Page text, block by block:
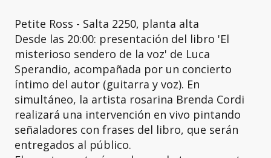
Petite Ross - Salta 2250, planta alta
Desde las 20:00: presentación del libro 'El
misterioso sendero de la voz' de Luca
Sperandio, acompañada por un concierto
íntimo del autor (guitarra y voz). En
simultáneo, la artista rosarina Brenda Cordi
realizará una intervención en vivo pintando
señaladores con frases del libro, que serán
entregados al público.